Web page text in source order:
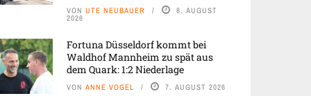
VON UTE NEUBAUER 8. AUGUST
2026
Fortuna Düsseldorf kommt bei
Waldhof Mannheim zu spät aus
dem Quark: 1:2 Niederlage
VON ANNE VOGEL 7. AUGUST 2026